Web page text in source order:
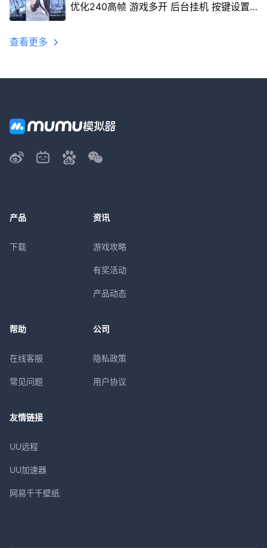
优化240高帧 游戏多开 后台挂机 按键设置
查看更多
产品
下载
资讯
游戏攻略
有奖活动
产品动态
帮助
在线客服
常见问题
公司
隐私政策
用户协议
友情链接
UU远程
UU加速器
网易千千壁纸